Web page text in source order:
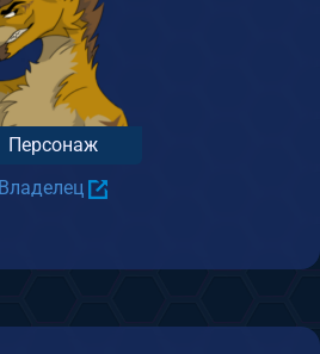
Персонаж
Владелец